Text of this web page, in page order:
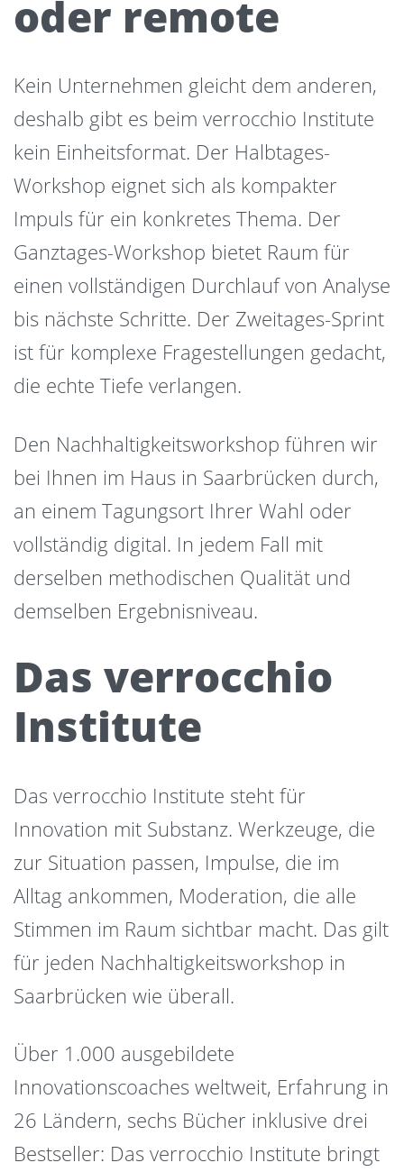
oder remote
Kein Unternehmen gleicht dem anderen,
deshalb gibt es beim verrocchio Institute
kein Einheitsformat. Der Halbtages-
Workshop eignet sich als kompakter
Impuls für ein konkretes Thema. Der
Ganztages-Workshop bietet Raum für
einen vollständigen Durchlauf von Analyse
bis nächste Schritte. Der Zweitages-Sprint
ist für komplexe Fragestellungen gedacht,
die echte Tiefe verlangen.
Den Nachhaltigkeitsworkshop führen wir
bei Ihnen im Haus in Saarbrücken durch,
an einem Tagungsort Ihrer Wahl oder
vollständig digital. In jedem Fall mit
derselben methodischen Qualität und
demselben Ergebnisniveau.
Das verrocchio
Institute
Das verrocchio Institute steht für
Innovation mit Substanz. Werkzeuge, die
zur Situation passen, Impulse, die im
Alltag ankommen, Moderation, die alle
Stimmen im Raum sichtbar macht. Das gilt
für jeden Nachhaltigkeitsworkshop in
Saarbrücken wie überall.
Über 1.000 ausgebildete
Innovationscoaches weltweit, Erfahrung in
26 Ländern, sechs Bücher inklusive drei
Bestseller: Das verrocchio Institute bringt